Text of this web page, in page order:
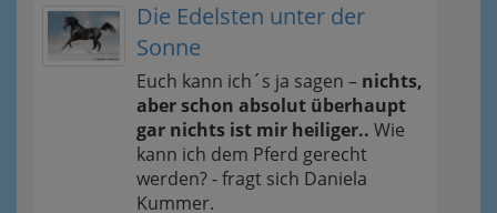
Die Edelsten unter der
Sonne
Euch kann ich´s ja sagen – nichts,
aber schon absolut überhaupt
gar nichts ist mir heiliger.. Wie
kann ich dem Pferd gerecht
werden? - fragt sich Daniela
Kummer.